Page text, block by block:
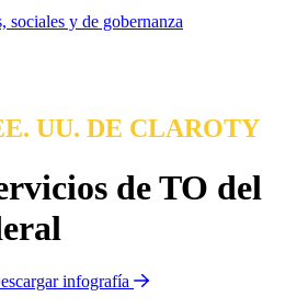
sociales y de gobernanza
UU. DE CLAROTY
de TO del
infografía